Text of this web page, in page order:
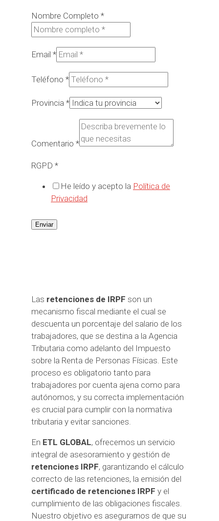
Nombre Completo *
Email *
Teléfono *
Provincia *
Comentario *
RGPD *
He leído y acepto la Política de
Privacidad
Enviar
Las retenciones de IRPF son un
mecanismo fiscal mediante el cual se
descuenta un porcentaje del salario de los
trabajadores, que se destina a la Agencia
Tributaria como adelanto del Impuesto
sobre la Renta de Personas Físicas. Este
proceso es obligatorio tanto para
trabajadores por cuenta ajena como para
autónomos, y su correcta implementación
es crucial para cumplir con la normativa
tributaria y evitar sanciones.
En ETL GLOBAL, ofrecemos un servicio
integral de asesoramiento y gestión de
retenciones IRPF, garantizando el cálculo
correcto de las retenciones, la emisión del
certificado de retenciones IRPF y el
cumplimiento de las obligaciones fiscales.
Nuestro objetivo es asegurarnos de que su